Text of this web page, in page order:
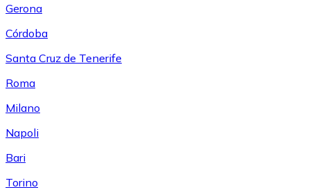
Gerona
Córdoba
Santa Cruz de Tenerife
Roma
Milano
Napoli
Bari
Torino